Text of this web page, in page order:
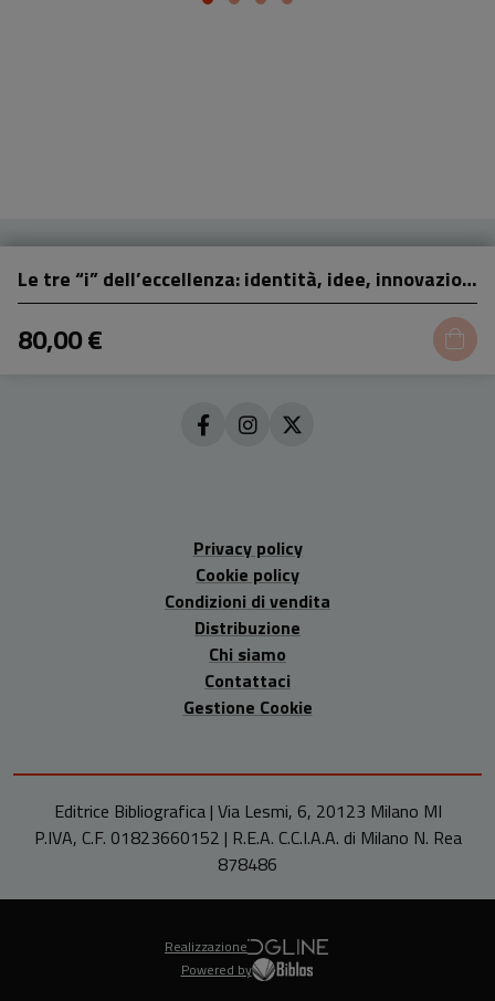
Le tre “i” dell’eccellenza: identità, idee, innovazione in biblioteca
80,00 €
Privacy policy
Cookie policy
Condizioni di vendita
Distribuzione
Chi siamo
Contattaci
Gestione Cookie
Editrice Bibliografica | Via Lesmi, 6, 20123 Milano MI
P.IVA, C.F. 01823660152 | R.E.A. C.C.I.A.A. di Milano N. Rea
878486
Realizzazione
Powered by